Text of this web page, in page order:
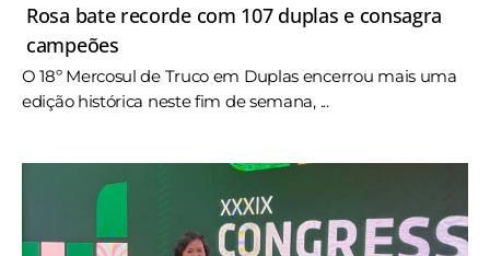
Rosa bate recorde com 107 duplas e consagra
campeões
O 18º Mercosul de Truco em Duplas encerrou mais uma
edição histórica neste fim de semana, ...